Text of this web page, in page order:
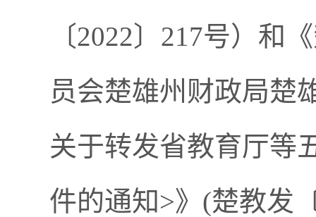
〔2022〕217号）和
员会楚雄州财政局楚
关于转发省教育厅等
件的通知>》(楚教发